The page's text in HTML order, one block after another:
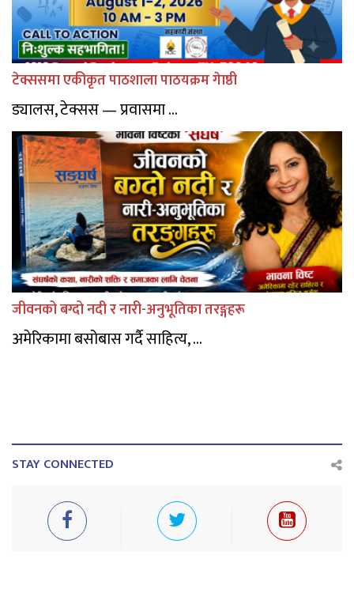
टेक्ससमा एकीकृत पाठशाला पाठयक्रम गेाष्ठी
ड्यालस, टेक्सस — प्रवासमा ...
जीवनको बग्दो नदी र नारी-अनुभूतिका तरङ्गहरू
अमेरिकामा बसोबास गर्दै साहित्य, ...
STAY CONNECTED